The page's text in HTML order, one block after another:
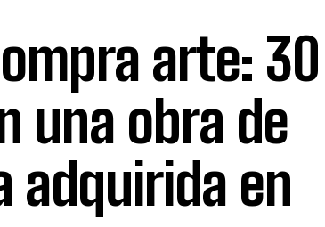
arte: 30
una obra de
adquirida en